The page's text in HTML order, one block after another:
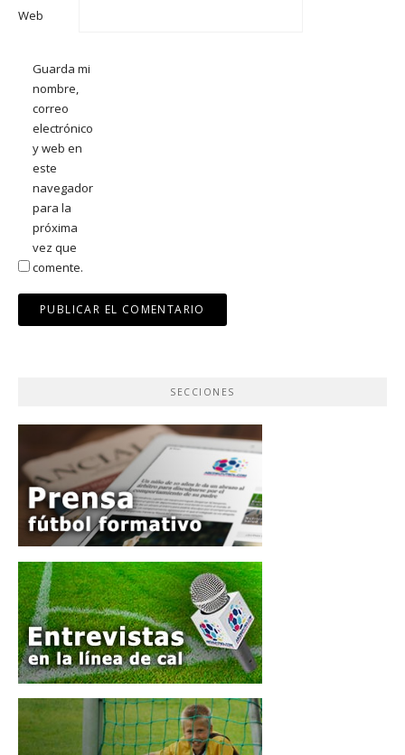
Web
Guarda mi
nombre,
correo
electrónico
y web en
este
navegador
para la
próxima
vez que
comente.
SECCIONES